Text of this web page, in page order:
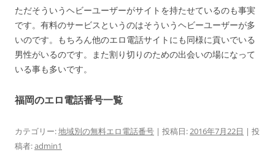
ただそういうヘビーユーザーがサイトを持たせているのも事実
です。有料のサービスというのはそういうヘビーユーザーが多
いのです。もちろん他のエロ電話サイトにも同様に貢いでいる
男性がいるのです。また割り切りのための出会いの場になって
いる事も多いです。
福岡のエロ電話番号一覧
カテゴリー:地域別の無料エロ電話番号 | 投稿日:2016年7月22日 | 投
稿者:admin1